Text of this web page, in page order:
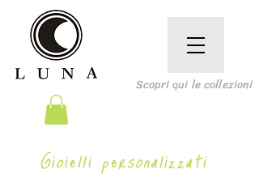
Scopri qui le collezioni
Gioielli personalizzati